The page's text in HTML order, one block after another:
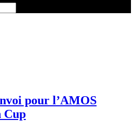
pour l’AMOS
Cup